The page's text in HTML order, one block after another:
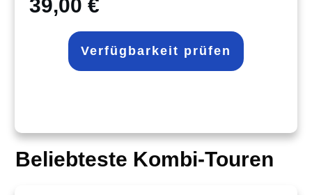
39,00 €
Verfügbarkeit prüfen
Beliebteste Kombi-Touren